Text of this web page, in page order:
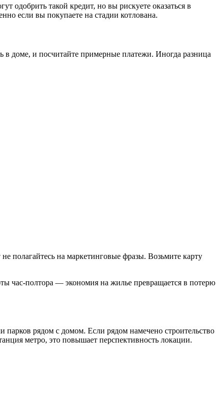
одобрить такой кредит, но вы рискуете оказаться в
если вы покупаете на стадии котлована.
в доме, и посчитайте примерные платежи. Иногда разница
полагайтесь на маркетинговые фразы. Возьмите карту
час-полтора — экономия на жилье превращается в потерю
рядом с домом. Если рядом намечено строительство
метро, это повышает перспективность локации.